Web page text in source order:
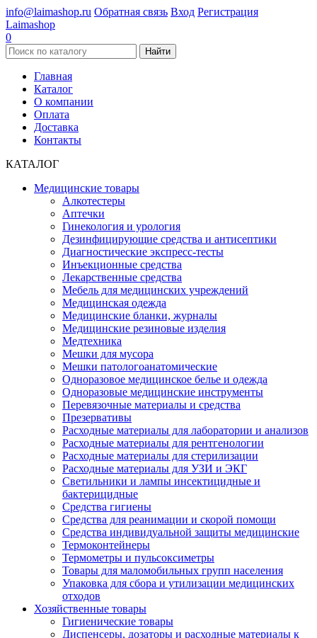
info@laimashop.ru Обратная связь Вход Регистрация
Laimashop
0
Найти
Главная
Каталог
О компании
Оплата
Доставка
Контакты
КАТАЛОГ
Медицинские товары
Алкотестеры
Аптечки
Гинекология и урология
Дезинфицирующие средства и антисептики
Диагностические экспресс-тесты
Инъекционные средства
Лекарственные средства
Мебель для медицинских учреждений
Медицинская одежда
Медицинские бланки, журналы
Медицинские резиновые изделия
Медтехника
Мешки для мусора
Мешки патологоанатомические
Одноразовое медицинское белье и одежда
Одноразовые медицинские инструменты
Перевязочные материалы и средства
Презервативы
Расходные материалы для лаборатории и анализов
Расходные материалы для рентгенологии
Расходные материалы для стерилизации
Расходные материалы для УЗИ и ЭКГ
Светильники и лампы инсектицидные и
бактерицидные
Средства гигиены
Средства для реанимации и скорой помощи
Средства индивидуальной защиты медицинские
Термоконтейнеры
Термометры и пульсоксиметры
Товары для маломобильных групп населения
Упаковка для сбора и утилизации медицинских
отходов
Хозяйственные товары
Гигиенические товары
Диспенсеры, дозаторы и расходные материалы к